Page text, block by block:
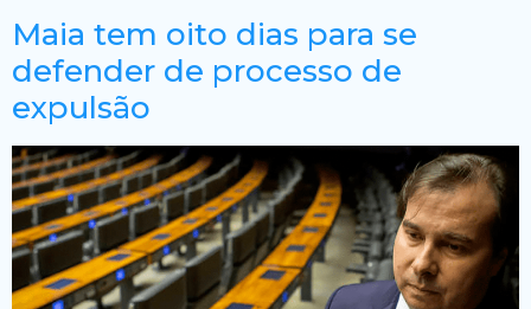
Maia tem oito dias para se
defender de processo de
expulsão